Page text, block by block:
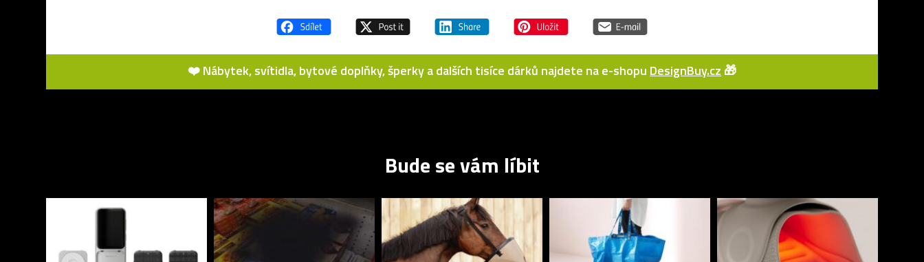
❤️ Nábytek, svítidla, bytové doplňky, šperky a dalších tisíce dárků najdete na e-shopu DesignBuy.cz 🎁
Bude se vám líbit